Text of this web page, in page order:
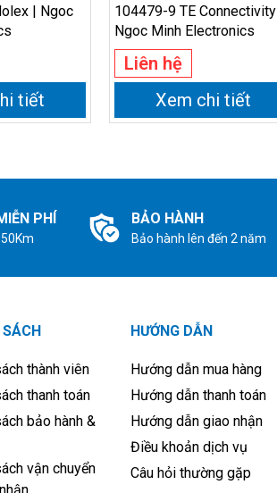
| Ngoc
tiết
104479-9 TE Connectivity |
Ngoc Minh Electronics
Liên hệ
Xem chi tiết
PHÍ BẢO HÀNH
Bảo hành lên đến 2 năm
thành viên
thanh toán
bảo hành &
vận chuyển
HƯỚNG DẪN
Hướng dẫn mua hàng
Hướng dẫn thanh toán
Hướng dẫn giao nhận
Điều khoản dịch vụ
Câu hỏi thường gặp